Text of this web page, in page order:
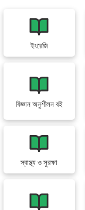
ইংরেজি
বিজ্ঞান অনুশীলন বই
স্বাস্থ্য ও সুরক্ষা